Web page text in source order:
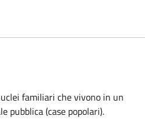
familiari che vivono in un
pubblica (case popolari).